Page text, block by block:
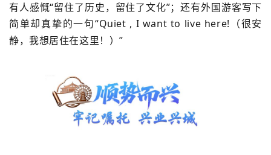
有人感慨“留住了历史，留住了文化”；还有外国游客写下
简单却真挚的一句“Quiet , I want to live here!（很安
静，我想居住在这里！）”